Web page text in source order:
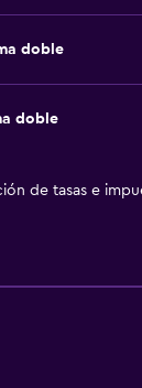
doble
doble
de tasas e